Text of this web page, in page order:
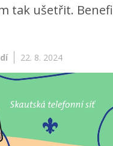
tak ušetřit.
22. 8. 2024